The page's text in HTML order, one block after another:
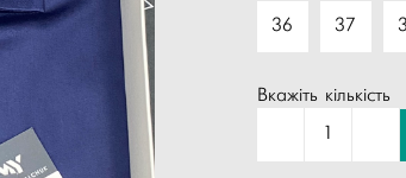
36 37
Вкажіть кількість
1